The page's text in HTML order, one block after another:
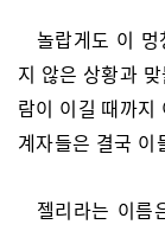
놀랍게도 이
지 않은 상황과
람이 이길 때까지
계자들은 결국 이
젤리라는 이름